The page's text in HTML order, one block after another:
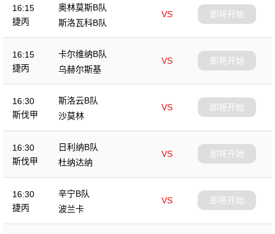
16:15
捷丙
奥林莫斯B队
VS
斯洛瓦科B队
即将开始
16:15
捷丙
卡尔维纳B队
VS
乌赫尔斯基
即将开始
16:30
斯伐甲
斯洛云B队
VS
沙莫林
即将开始
16:30
斯伐甲
日利纳B队
VS
杜纳达纳
即将开始
16:30
捷丙
辛宁B队
VS
波兰卡
即将开始